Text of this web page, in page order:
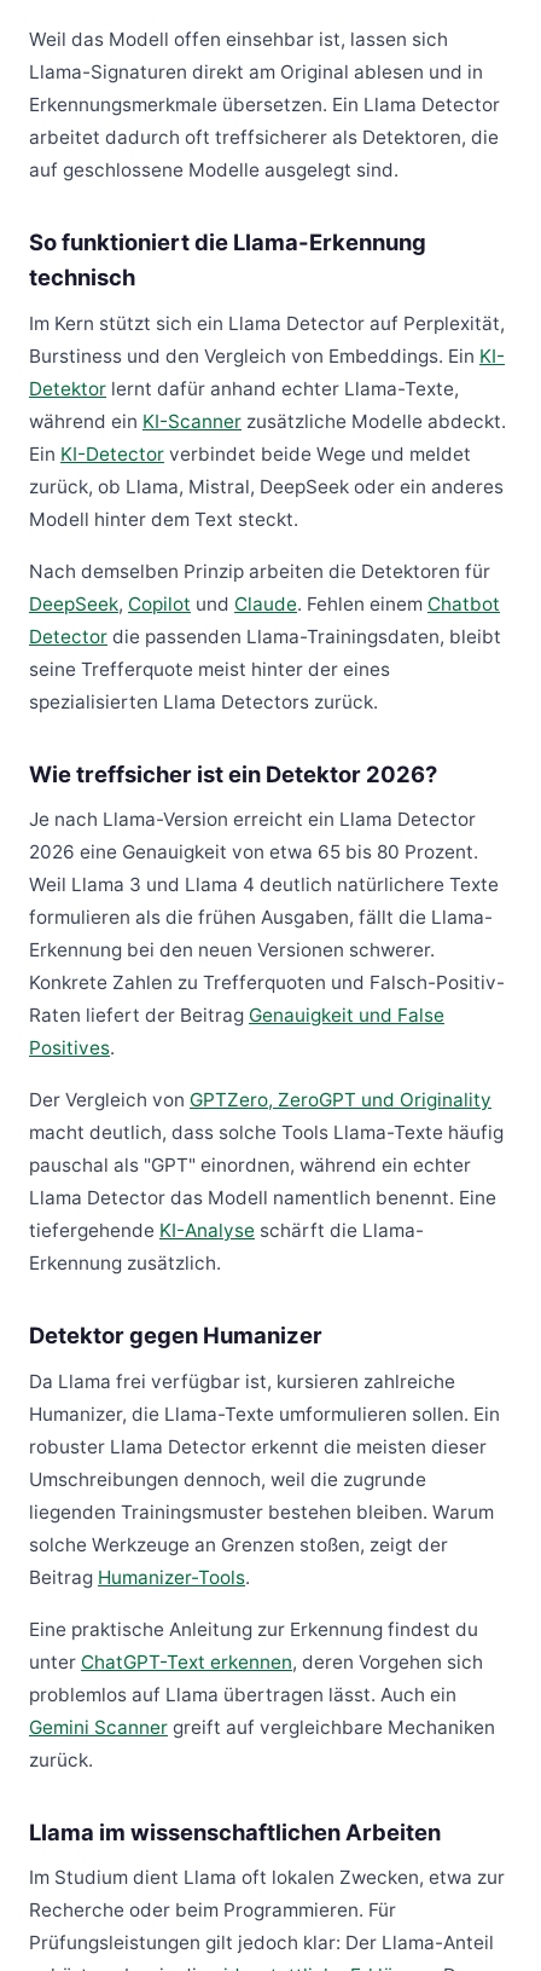
Weil das Modell offen einsehbar ist, lassen sich
Llama-Signaturen direkt am Original ablesen und in
Erkennungsmerkmale übersetzen. Ein Llama Detector
arbeitet dadurch oft treffsicherer als Detektoren, die
auf geschlossene Modelle ausgelegt sind.
So funktioniert die Llama-Erkennung
technisch
Im Kern stützt sich ein Llama Detector auf Perplexität,
Burstiness und den Vergleich von Embeddings. Ein KI-
Detektor lernt dafür anhand echter Llama-Texte,
während ein KI-Scanner zusätzliche Modelle abdeckt.
Ein KI-Detector verbindet beide Wege und meldet
zurück, ob Llama, Mistral, DeepSeek oder ein anderes
Modell hinter dem Text steckt.
Nach demselben Prinzip arbeiten die Detektoren für
DeepSeek, Copilot und Claude. Fehlen einem Chatbot
Detector die passenden Llama-Trainingsdaten, bleibt
seine Trefferquote meist hinter der eines
spezialisierten Llama Detectors zurück.
Wie treffsicher ist ein Detektor 2026?
Je nach Llama-Version erreicht ein Llama Detector
2026 eine Genauigkeit von etwa 65 bis 80 Prozent.
Weil Llama 3 und Llama 4 deutlich natürlichere Texte
formulieren als die frühen Ausgaben, fällt die Llama-
Erkennung bei den neuen Versionen schwerer.
Konkrete Zahlen zu Trefferquoten und Falsch-Positiv-
Raten liefert der Beitrag Genauigkeit und False
Positives.
Der Vergleich von GPTZero, ZeroGPT und Originality
macht deutlich, dass solche Tools Llama-Texte häufig
pauschal als "GPT" einordnen, während ein echter
Llama Detector das Modell namentlich benennt. Eine
tiefergehende KI-Analyse schärft die Llama-
Erkennung zusätzlich.
Detektor gegen Humanizer
Da Llama frei verfügbar ist, kursieren zahlreiche
Humanizer, die Llama-Texte umformulieren sollen. Ein
robuster Llama Detector erkennt die meisten dieser
Umschreibungen dennoch, weil die zugrunde
liegenden Trainingsmuster bestehen bleiben. Warum
solche Werkzeuge an Grenzen stoßen, zeigt der
Beitrag Humanizer-Tools.
Eine praktische Anleitung zur Erkennung findest du
unter ChatGPT-Text erkennen, deren Vorgehen sich
problemlos auf Llama übertragen lässt. Auch ein
Gemini Scanner greift auf vergleichbare Mechaniken
zurück.
Llama im wissenschaftlichen Arbeiten
Im Studium dient Llama oft lokalen Zwecken, etwa zur
Recherche oder beim Programmieren. Für
Prüfungsleistungen gilt jedoch klar: Der Llama-Anteil